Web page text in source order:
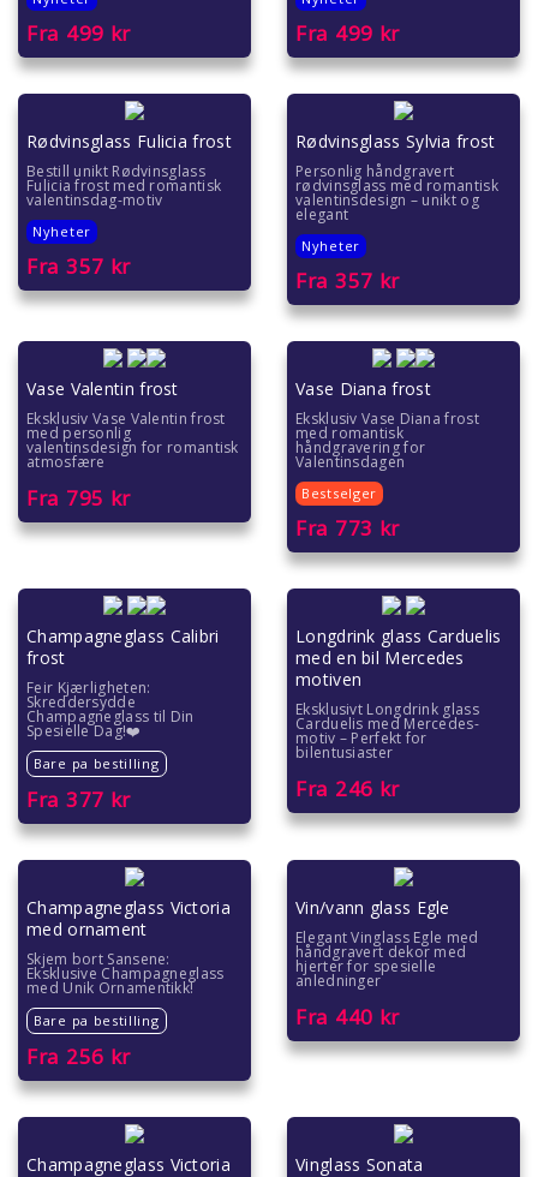
Jule- og nyttårsglass
Graverte flasker
For sportsfans
Fra 499 kr Fra 499 kr
Rødvinsglass Fulicia frost
Bestill unikt Rødvinsglass
Fulicia frost med romantisk
valentinsdag-motiv
Nyheter
Fra 357 kr
Rødvinsglass Sylvia frost
Personlig håndgravert
rødvinsglass med romantisk
valentinsdesign – unikt og
elegant
Nyheter
Fra 357 kr
Vase Valentin frost
Eksklusiv Vase Valentin frost
med personlig
valentinsdesign for romantisk
atmosfære
Fra 795 kr
Vase Diana frost
Eksklusiv Vase Diana frost
med romantisk
håndgravering for
Valentinsdagen
Bestselger
Fra 773 kr
Champagneglass Calibri
frost
Feir Kjærligheten:
Skreddersydde
Champagneglass til Din
Spesielle Dag!❤️
Bare pa bestilling
Fra 377 kr
Longdrink glass Carduelis
med en bil Mercedes
motiven
Eksklusivt Longdrink glass
Carduelis med Mercedes-
motiv – Perfekt for
bilentusiaster
Fra 246 kr
Champagneglass Victoria
med ornament
Skjem bort Sansene:
Eksklusive Champagneglass
med Unik Ornamentikk!
Bare pa bestilling
Fra 256 kr
Vin/vann glass Egle
Elegant Vinglass Egle med
håndgravert dekor med
hjerter for spesielle
anledninger
Fra 440 kr
Champagneglass Victoria Vinglass Sonata